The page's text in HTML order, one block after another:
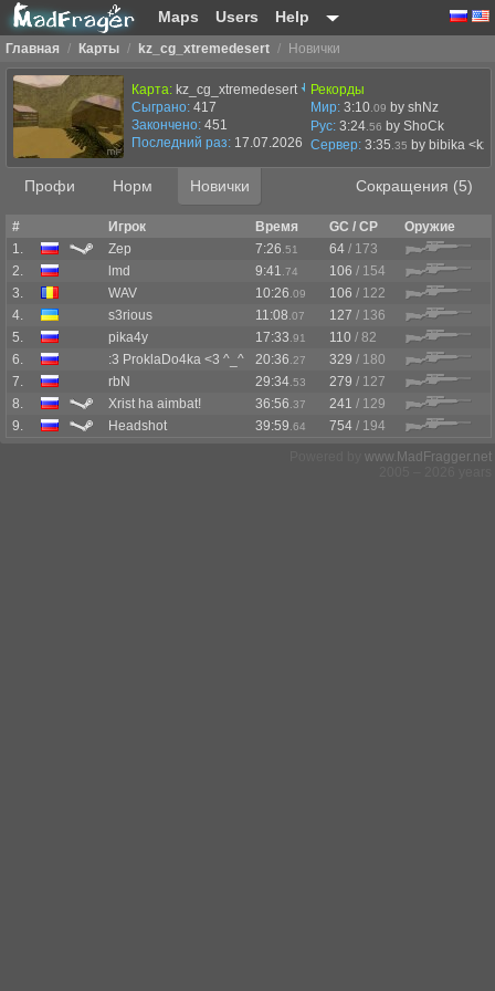
Maps Users Help
Главная / Карты / kz_cg_xtremedesert / Новички
Карта: kz_cg_xtremedesert
Сыграно: 417
Закончено: 451
Последний раз: 17.07.2026 в 17:23
Рекорды
Мир: 3:10 .09 by shNz
Рус: 3:24 .56 by ShoCk
Сервер: 3:35 .35 by bibika
Профи Норм Новички Сокращения (5)
# Игрок Время GC / CP
Оружие
1.
Zep 7:26 .51 64 / 173
2.
lmd 9:41 .74 106 / 154
3.
WAV 10:26 .09 106 / 122
4.
s3rious 11:08 .07 127 / 136
5.
pika4y 17:33 .91 110 / 82
6.
:3 ProklaDo4ka <3 ^_^ 20:36 .27 329 / 180
7.
rbN 29:34 .53 279 / 127
8.
Xrist ha aimbat! 36:56 .37 241 / 129
9.
Headshot 39:59 .64 754 / 194
www.MadFragger.net